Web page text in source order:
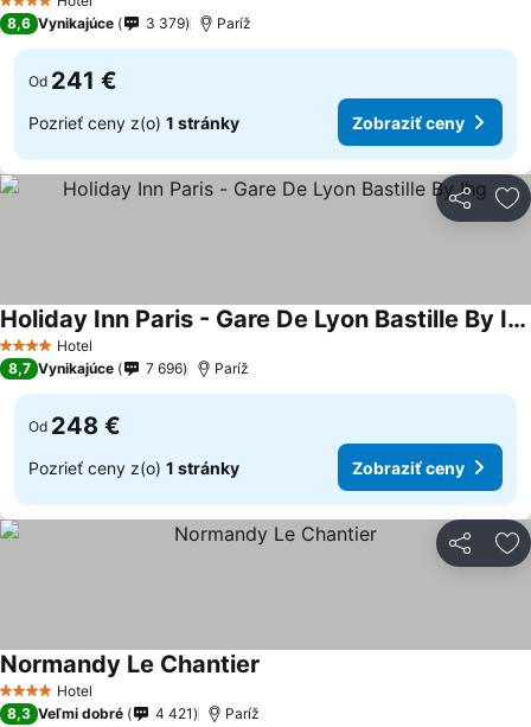
4 Počet hviezdičiek
8,6 Vynikajúce 3 379 Paríž
Od 241 €
Pozrieť ceny z(o) 1 stránky Zobraziť ceny
Zdieľať
4 Počet hviezdičiek
Hotel
Holiday Inn Paris - Gare De Lyon Bastille By Ihg
8,7 Vynikajúce 7 696 Paríž
Od 248 €
Pozrieť ceny z(o) 1 stránky Zobraziť ceny
Zdieľať
4 Počet hviezdičiek
Hotel
Normandy Le Chantier
8,3 Veľmi dobré 4 421 Paríž